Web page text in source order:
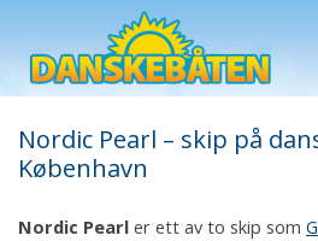
Nordic Pearl – skip på
København
Nordic Pearl er ett av to skip som